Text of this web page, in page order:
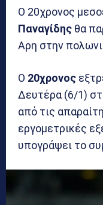
Ο 20χρονος
Παναγίδης θα
Αρη στην
Ο 20χρονος
Δευτέρα (6/1)
από τις
εργομετρικές
υπογράψει το